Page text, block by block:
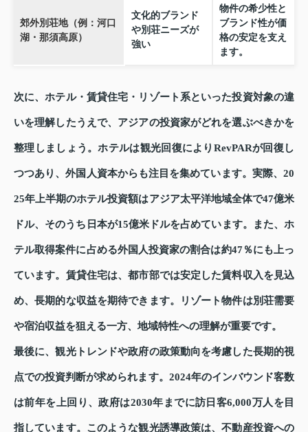
郊外別荘地（例：河口
湖・那須高原）
文化的ブランド
や別荘ニーズが
強い
物件の希少性と
ブランド性が価
格の安定を支え
ます。
次に、ホテル・賃貸住宅・リゾート系といった投資対象の違
いを理解したうえで、アジアの投資家がどれを選ぶべきかを
整理しましょう。ホテルは観光回復によりRevPARが回復し
つつあり、外国人資本からも注目を集めています。実際、20
25年上半期のホテル投資額はアジア太平洋地域全体で47億米
ドル、そのうち日本が15億米ドルを占めています。また、ホ
テル取得案件に占める外国人投資家の割合は約47％にも上っ
ています。賃貸住宅は、都市部では安定した賃料収入を見込
め、長期的な収益を期待できます。リゾート物件は別荘需要
や宿泊収益を狙える一方、地域特性への理解が重要です。
最後に、観光トレンドや政府の政策動向を考慮した長期的視
点での投資判断が求められます。2024年のインバウンド客数
は前年を上回り、政府は2030年までに訪日客6,000万人を目
指しています。このような観光誘導政策は、不動産投資への